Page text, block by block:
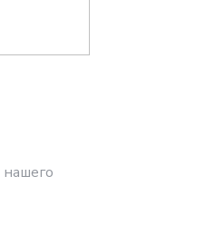
нашего